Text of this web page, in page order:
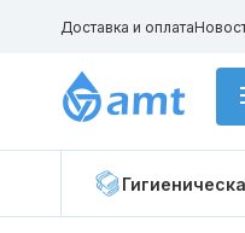
Доставка и оплата
Гигиеническая
Ивентарь для